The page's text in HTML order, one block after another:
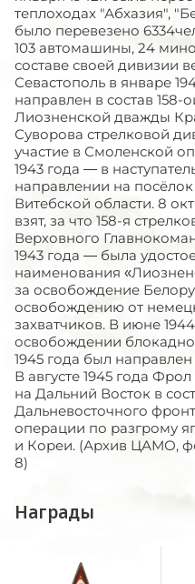
теплоходах "Абхазия",
было перевезено
103 автомашины, 24
составе своей дивизии
Севастополь в январе
направлен в состав 158-
Лиозненской дважды
Суворова стрелковой
участие в Смоленской
1943 года — в
направлении на
Витебской области. 8
взят, за что 158-я
Верховного
1943 года — была
наименования
за освобождение
освобождению от
захватчиков. В июне
освобождении
1945 года был
В августе 1945 года
на Дальний Восток в
Дальневосточного
операции по разгрому
и Кореи. (Архив ЦАМО,
8)
Награды